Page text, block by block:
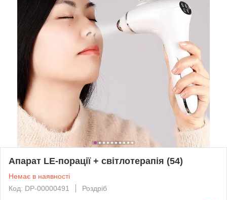
Апарат LE-порації + світлотерапія (54)
Немає в наявності
Код: DP-00000491
Роздріб